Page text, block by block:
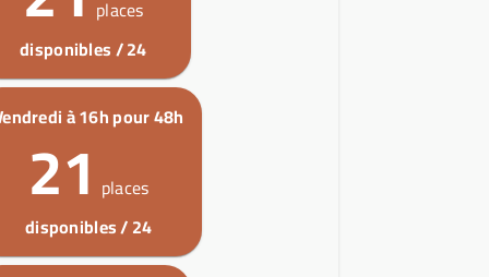
places
disponibles / 24
à 16h pour 48h
21 places
disponibles / 24